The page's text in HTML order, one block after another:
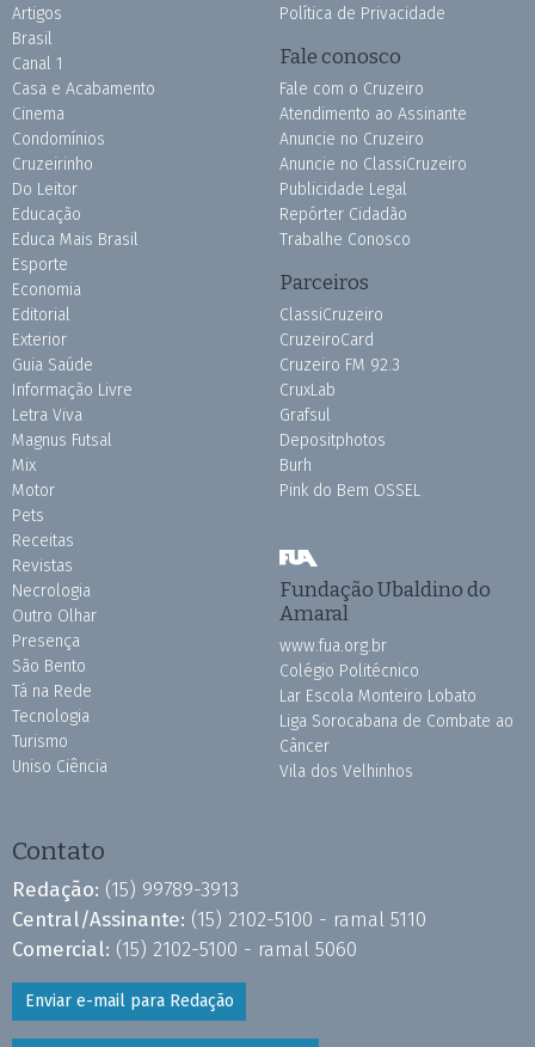
Artigos
Brasil
Canal 1
Casa e Acabamento
Cinema
Condomínios
Cruzeirinho
Do Leitor
Educação
Educa Mais Brasil
Esporte
Economia
Editorial
Exterior
Guia Saúde
Informação Livre
Letra Viva
Magnus Futsal
Mix
Motor
Pets
Receitas
Revistas
Necrologia
Outro Olhar
Presença
São Bento
Tá na Rede
Tecnologia
Turismo
Uniso Ciência
Política de Privacidade
Fale conosco
Fale com o Cruzeiro
Atendimento ao Assinante
Anuncie no Cruzeiro
Anuncie no ClassiCruzeiro
Publicidade Legal
Repórter Cidadão
Trabalhe Conosco
Parceiros
ClassiCruzeiro
CruzeiroCard
Cruzeiro FM 92.3
CruxLab
Grafsul
Depositphotos
Burh
Pink do Bem OSSEL
Fundação Ubaldino do
Amaral
www.fua.org.br
Colégio Politécnico
Lar Escola Monteiro Lobato
Liga Sorocabana de Combate ao
Câncer
Vila dos Velhinhos
Contato
Redação: (15) 99789-3913
Central/Assinante: (15) 2102-5100 - ramal 5110
Comercial: (15) 2102-5100 - ramal 5060
Enviar e-mail para Redação